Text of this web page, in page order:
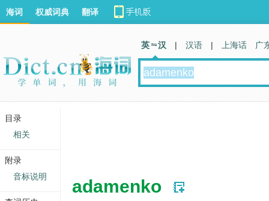
adamenko
海词 权威词典 翻译
英 汉 | 汉语 | 上海话 广
目录
相关
附录
音标说明